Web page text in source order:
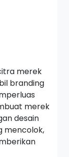
merek
branding
merek
desain
mencolok,